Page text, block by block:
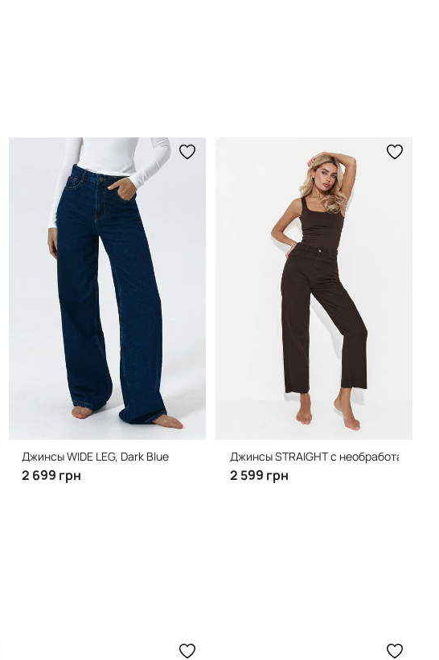
Pink
Джинсы WIDE LEG, Dark Blue
2 699 грн
Джинсы STRAIGHT с необработанным
2 599 грн